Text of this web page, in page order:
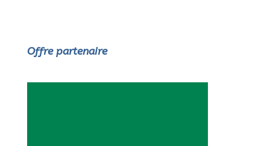
Offre partenaire